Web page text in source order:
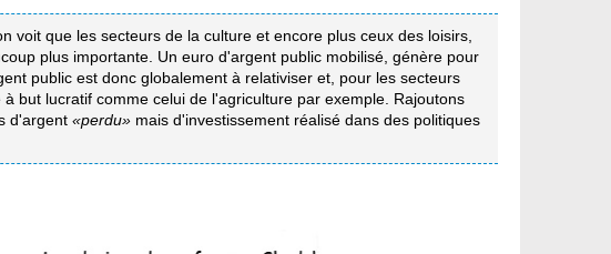
voit que les secteurs de la culture et encore plus ceux des loisirs,
plus importante. Un euro d'argent public mobilisé, génère pour
public est donc globalement à relativiser et, pour les secteurs
but lucratif comme celui de l'agriculture par exemple. Rajoutons
d'argent «perdu» mais d'investissement réalisé dans des politiques